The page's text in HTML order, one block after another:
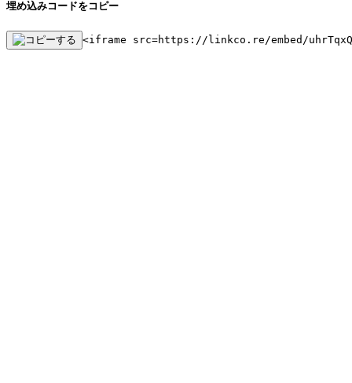
埋め込みコードをコピー
<iframe src=https://linkco.re/embed/